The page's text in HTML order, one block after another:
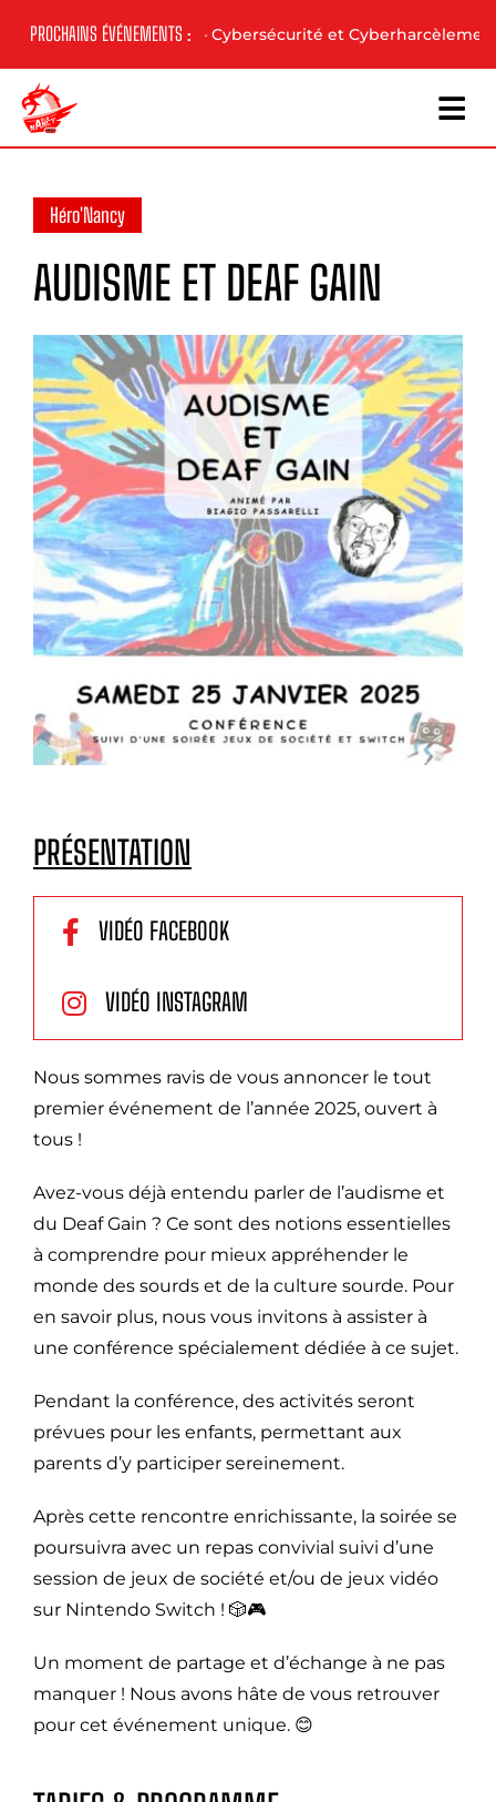
content
PROCHAINS ÉVÉNEMENTS :
Conférence – Cybersécurité et Cyberharcèlement /
Héro'Nancy
AUDISME ET DEAF GAIN
PRÉSENTATION
VIDÉO FACEBOOK
VIDÉO INSTAGRAM
Nous sommes ravis de vous annoncer le tout
premier événement de l’année 2025, ouvert à
tous !
Avez-vous déjà entendu parler de l’audisme et
du Deaf Gain ? Ce sont des notions essentielles
à comprendre pour mieux appréhender le
monde des sourds et de la culture sourde. Pour
en savoir plus, nous vous invitons à assister à
une conférence spécialement dédiée à ce sujet.
Pendant la conférence, des activités seront
prévues pour les enfants, permettant aux
parents d’y participer sereinement.
Après cette rencontre enrichissante, la soirée se
poursuivra avec un repas convivial suivi d’une
session de jeux de société et/ou de jeux vidéo
sur Nintendo Switch ! 🎲🎮
Un moment de partage et d’échange à ne pas
manquer ! Nous avons hâte de vous retrouver
pour cet événement unique. 😊